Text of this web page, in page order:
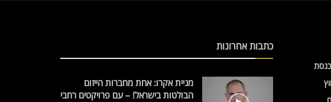
כתבות אחרונות
מניית אקרו: אחת מחברות הייזום
הבולטות בישראל! – עם פרויקטים רחבי